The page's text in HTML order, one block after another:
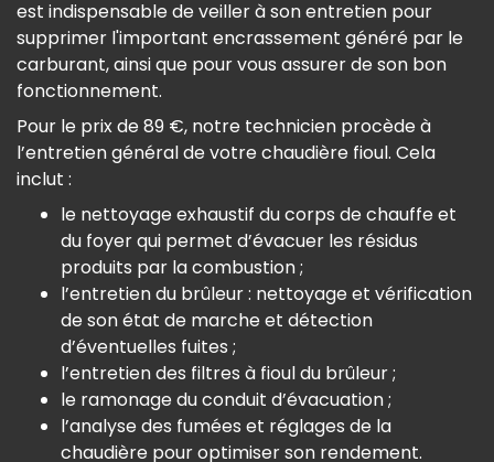
est indispensable de veiller à son entretien pour
supprimer l'important encrassement généré par le
carburant, ainsi que pour vous assurer de son bon
fonctionnement.
Pour le prix de 89 €, notre technicien procède à
l’entretien général de votre chaudière fioul. Cela
inclut :
le nettoyage exhaustif du corps de chauffe et
du foyer qui permet d’évacuer les résidus
produits par la combustion ;
l’entretien du brûleur : nettoyage et vérification
de son état de marche et détection
d’éventuelles fuites ;
l’entretien des filtres à fioul du brûleur ;
le ramonage du conduit d’évacuation ;
l’analyse des fumées et réglages de la
chaudière pour optimiser son rendement.